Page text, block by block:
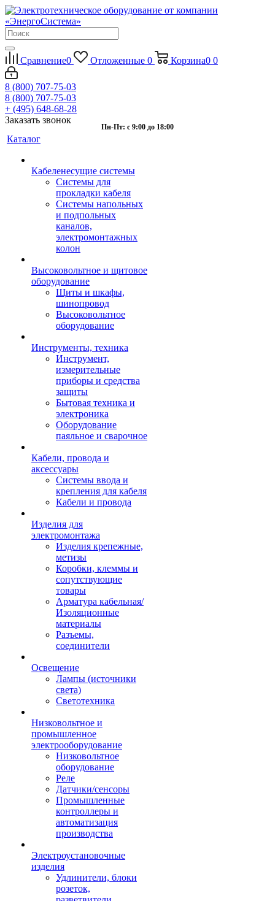
Сравнение0 Отложенные 0 Корзина0 0
8 (800) 707-75-03
8 (800) 707-75-03
+ (495) 648-68-28
Заказать звонок
Пн-Пт: с 9:00 до 18:00
Каталог
Кабеленесущие системы
Системы для
прокладки кабеля
Системы напольных
и подпольных
каналов,
электромонтажных
колон
Высоковольтное и щитовое
оборудование
Щиты и шкафы,
шинопровод
Высоковольтное
оборудование
Инструменты, техника
Инструмент,
измерительные
приборы и средства
защиты
Бытовая техника и
электроника
Оборудование
паяльное и сварочное
Кабели, провода и
аксессуары
Системы ввода и
крепления для кабеля
Кабели и провода
Изделия для
электромонтажа
Изделия крепежные,
метизы
Коробки, клеммы и
сопутствующие
товары
Арматура кабельная/
Изоляционные
материалы
Разъемы,
соединители
Освещение
Лампы (источники
света)
Светотехника
Низковольтное и
промышленное
электрооборудование
Низковольтное
оборудование
Реле
Датчики/сенсоры
Промышленные
контроллеры и
автоматизация
производства
Электроустановочные
изделия
Удлинители, блоки
розеток,